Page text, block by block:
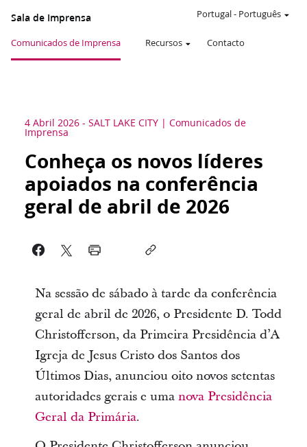
Sala de Imprensa
Comunicados de Imprensa Recursos Contacto
Portugal- Português
4 Abril 2026 - SALT LAKE CITY Comunicados de
Imprensa
Conheça os novos líderes
apoiados na conferência
geral de abril de 2026
Na sessão de sábado à tarde da conferência
geral de abril de 2026, o Presidente D. Todd
Christofferson, da Primeira Presidência d’A
Igreja de Jesus Cristo dos Santos dos
Últimos Dias, anunciou oito novos setentas
autoridades gerais e uma nova Presidência
Geral da Primária.